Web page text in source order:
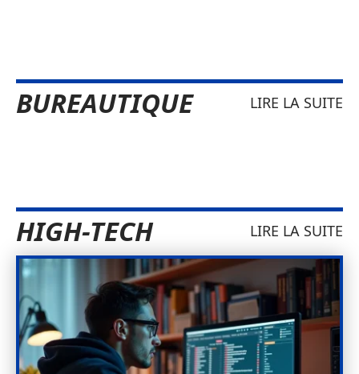
BUREAUTIQUE LIRE LA SUITE
HIGH-TECH LIRE LA SUITE